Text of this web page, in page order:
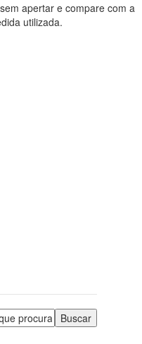
apertar e compare com a
utilizada.